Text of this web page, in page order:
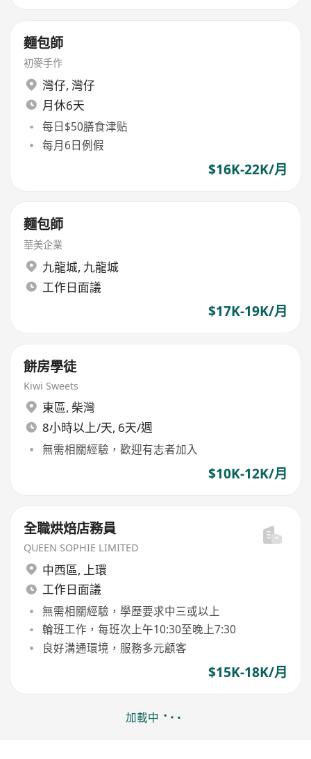
麵包師
初麥手作
灣仔, 灣仔
月休6天
每日$50膳食津贴
每月6日例假
$16K-22K/月
麵包師
華美企業
九龍城, 九龍城
工作日面議
$17K-19K/月
餅房學徒
Kiwi Sweets
東區, 柴灣
8小時以上/天, 6天/週
無需相關經驗，歡迎有志者加入
$10K-12K/月
全職烘焙店務員
QUEEN SOPHIE LIMITED
中西區, 上環
工作日面議
無需相關經驗，學歷要求中三或以上
輪班工作，每班次上午10:30至晚上7:30
良好溝通環境，服務多元顧客
$15K-18K/月
加載中